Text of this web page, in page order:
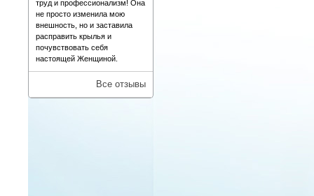
труд и профессионализм! Она
не просто изменила мою
внешность, но и заставила
расправить крылья и
почувствовать себя
настоящей Женщиной.
Все отзывы